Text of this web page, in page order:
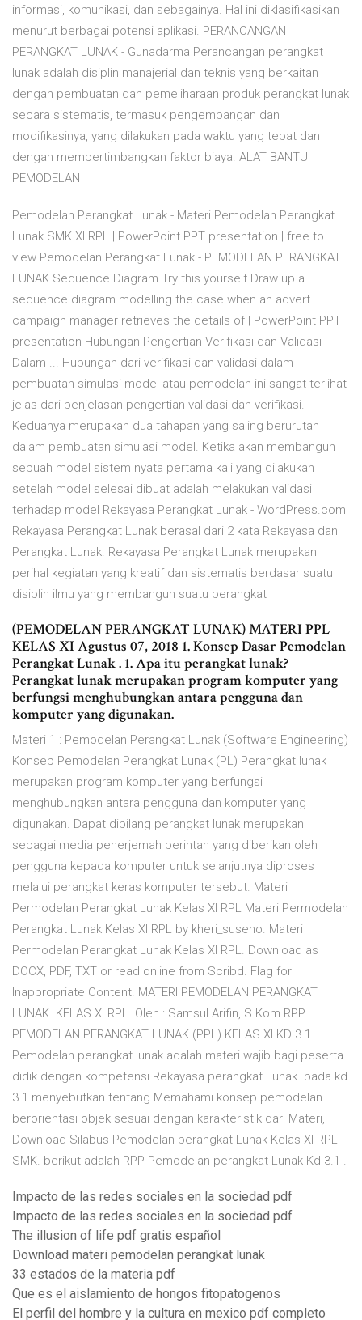
informasi, komunikasi, dan sebagainya. Hal ini diklasifikasikan
menurut berbagai potensi aplikasi. PERANCANGAN
PERANGKAT LUNAK - Gunadarma Perancangan perangkat
lunak adalah disiplin manajerial dan teknis yang berkaitan
dengan pembuatan dan pemeliharaan produk perangkat lunak
secara sistematis, termasuk pengembangan dan
modifikasinya, yang dilakukan pada waktu yang tepat dan
dengan mempertimbangkan faktor biaya. ALAT BANTU
PEMODELAN
Pemodelan Perangkat Lunak - Materi Pemodelan Perangkat
Lunak SMK XI RPL | PowerPoint PPT presentation | free to
view Pemodelan Perangkat Lunak - PEMODELAN PERANGKAT
LUNAK Sequence Diagram Try this yourself Draw up a
sequence diagram modelling the case when an advert
campaign manager retrieves the details of | PowerPoint PPT
presentation Hubungan Pengertian Verifikasi dan Validasi
Dalam ... Hubungan dari verifikasi dan validasi dalam
pembuatan simulasi model atau pemodelan ini sangat terlihat
jelas dari penjelasan pengertian validasi dan verifikasi.
Keduanya merupakan dua tahapan yang saling berurutan
dalam pembuatan simulasi model. Ketika akan membangun
sebuah model sistem nyata pertama kali yang dilakukan
setelah model selesai dibuat adalah melakukan validasi
terhadap model Rekayasa Perangkat Lunak - WordPress.com
Rekayasa Perangkat Lunak berasal dari 2 kata Rekayasa dan
Perangkat Lunak. Rekayasa Perangkat Lunak merupakan
perihal kegiatan yang kreatif dan sistematis berdasar suatu
disiplin ilmu yang membangun suatu perangkat
(PEMODELAN PERANGKAT LUNAK) MATERI PPL
KELAS XI Agustus 07, 2018 1. Konsep Dasar Pemodelan
Perangkat Lunak . 1. Apa itu perangkat lunak?
Perangkat lunak merupakan program komputer yang
berfungsi menghubungkan antara pengguna dan
komputer yang digunakan.
Materi 1 : Pemodelan Perangkat Lunak (Software Engineering)
Konsep Pemodelan Perangkat Lunak (PL) Perangkat lunak
merupakan program komputer yang berfungsi
menghubungkan antara pengguna dan komputer yang
digunakan. Dapat dibilang perangkat lunak merupakan
sebagai media penerjemah perintah yang diberikan oleh
pengguna kepada komputer untuk selanjutnya diproses
melalui perangkat keras komputer tersebut. Materi
Permodelan Perangkat Lunak Kelas XI RPL Materi Permodelan
Perangkat Lunak Kelas XI RPL by kheri_suseno. Materi
Permodelan Perangkat Lunak Kelas XI RPL. Download as
DOCX, PDF, TXT or read online from Scribd. Flag for
Inappropriate Content. MATERI PEMODELAN PERANGKAT
LUNAK. KELAS XI RPL. Oleh : Samsul Arifin, S.Kom RPP
PEMODELAN PERANGKAT LUNAK (PPL) KELAS XI KD 3.1 ...
Pemodelan perangkat lunak adalah materi wajib bagi peserta
didik dengan kompetensi Rekayasa perangkat Lunak. pada kd
3.1 menyebutkan tentang Memahami konsep pemodelan
berorientasi objek sesuai dengan karakteristik dari Materi,
Download Silabus Pemodelan perangkat Lunak Kelas XI RPL
SMK. berikut adalah RPP Pemodelan perangkat Lunak Kd 3.1 .
Impacto de las redes sociales en la sociedad pdf
Impacto de las redes sociales en la sociedad pdf
The illusion of life pdf gratis español
Download materi pemodelan perangkat lunak
33 estados de la materia pdf
Que es el aislamiento de hongos fitopatogenos
El perfil del hombre y la cultura en mexico pdf completo